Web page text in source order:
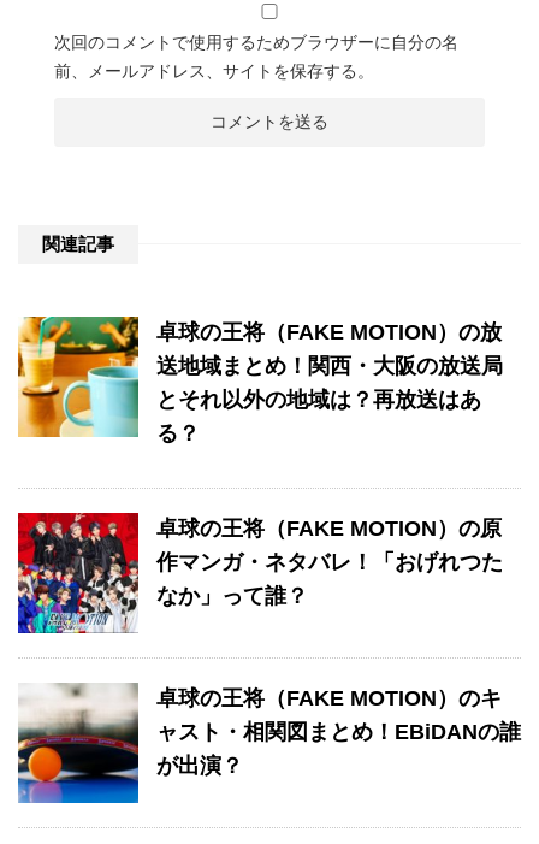
次回のコメントで使用するためブラウザーに自分の名
前、メールアドレス、サイトを保存する。
関連記事
卓球の王将（FAKE MOTION）の放
送地域まとめ！関西・大阪の放送局
とそれ以外の地域は？再放送はあ
る？
卓球の王将（FAKE MOTION）の原
作マンガ・ネタバレ！「おげれつた
なか」って誰？
卓球の王将（FAKE MOTION）のキ
ャスト・相関図まとめ！EBiDANの誰
が出演？